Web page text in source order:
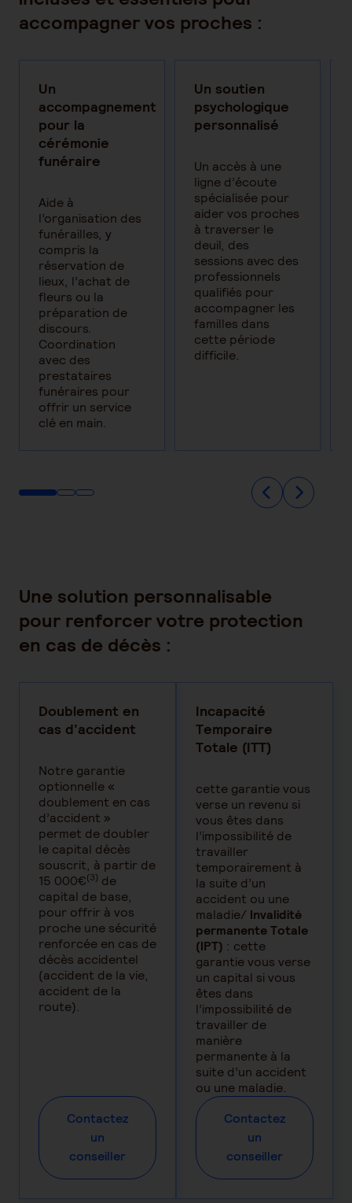
accompagner vos proches :
Un
accompagnement
pour la
cérémonie
funéraire
Aide à
l’organisation des
funérailles, y
compris la
réservation de
lieux, l’achat de
fleurs ou la
préparation de
discours.
Coordination
avec des
prestataires
funéraires pour
offrir un service
clé en main.
Un soutien
psychologique
personnalisé
Un accès à une
ligne d’écoute
spécialisée pour
aider vos proches
à traverser le
deuil, des
sessions avec des
professionnels
qualifiés pour
accompagner les
familles dans
cette période
difficile.
Une solution personnalisable
pour renforcer votre protection
en cas de décès :
Doublement en
cas d’accident
Notre garantie
optionnelle «
doublement en cas
d’accident »
permet de doubler
le capital décès
souscrit, à partir de
15 000€(3) de
capital de base,
pour offrir à vos
proche une sécurité
renforcée en cas de
décès accidentel
(accident de la vie,
accident de la
route).
Contactez
un
conseiller
Incapacité
Temporaire
Totale (ITT)
cette garantie vous
verse un revenu si
vous êtes dans
l’impossibilité de
travailler
temporairement à
la suite d’un
accident ou une
maladie/ Invalidité
permanente Totale
(IPT) : cette
garantie vous verse
un capital si vous
êtes dans
l’impossibilité de
travailler de
manière
permanente à la
suite d’un accident
ou une maladie.
Contactez
un
conseiller